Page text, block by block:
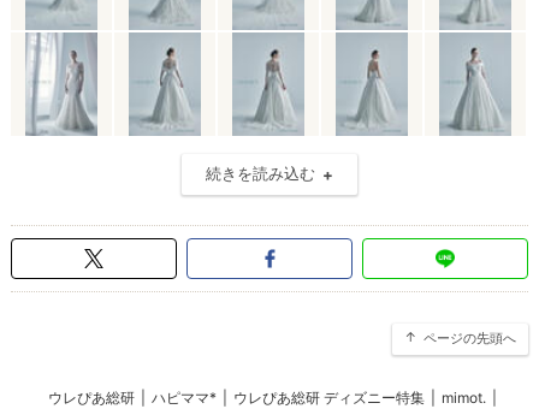
続きを読み込む
ページの先頭へ
ウレぴあ総研 ハピママ* ウレぴあ総研 ディズニー特集 mimot.